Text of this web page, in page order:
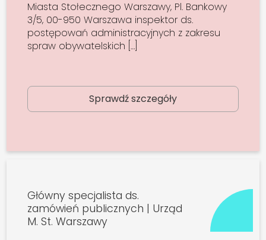
Miasta Stołecznego Warszawy, Pl. Bankowy
3/5, 00-950 Warszawa inspektor ds.
postępowań administracyjnych z zakresu
spraw obywatelskich […]
Sprawdź szczegóły
Główny specjalista ds.
zamówień publicznych | Urząd
M. St. Warszawy